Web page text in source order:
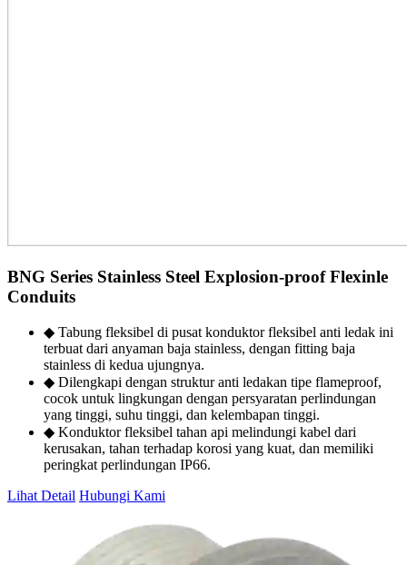
BNG Series Stainless Steel Explosion-proof Flexinle
Conduits
◆ Tabung fleksibel di pusat konduktor fleksibel anti ledak ini
terbuat dari anyaman baja stainless, dengan fitting baja
stainless di kedua ujungnya.
◆ Dilengkapi dengan struktur anti ledakan tipe flameproof,
cocok untuk lingkungan dengan persyaratan perlindungan
yang tinggi, suhu tinggi, dan kelembapan tinggi.
◆ Konduktor fleksibel tahan api melindungi kabel dari
kerusakan, tahan terhadap korosi yang kuat, dan memiliki
peringkat perlindungan IP66.
Lihat Detail Hubungi Kami